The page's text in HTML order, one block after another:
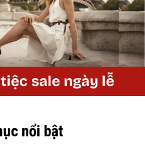
sale ngày lễ
nổi bật